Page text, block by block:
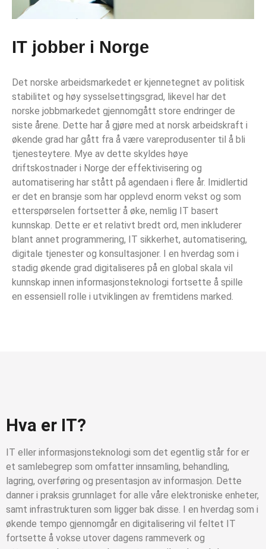
IT jobber i Norge
Det norske arbeidsmarkedet er kjennetegnet av politisk
stabilitet og høy sysselsettingsgrad, likevel har det
norske jobbmarkedet gjennomgått store endringer de
siste årene. Dette har å gjøre med at norsk arbeidskraft i
økende grad har gått fra å være vareprodusenter til å bli
tjenesteytere. Mye av dette skyldes høye
driftskostnader i Norge der effektivisering og
automatisering har stått på agendaen i flere år. Imidlertid
er det en bransje som har opplevd enorm vekst og som
etterspørselen fortsetter å øke, nemlig IT basert
kunnskap. Dette er et relativt bredt ord, men inkluderer
blant annet programmering, IT sikkerhet, automatisering,
digitale tjenester og konsultasjoner. I en hverdag som i
stadig økende grad digitaliseres på en global skala vil
kunnskap innen informasjonsteknologi fortsette å spille
en essensiell rolle i utviklingen av fremtidens marked.
Hva er IT?
IT eller informasjonsteknologi som det egentlig står for er
et samlebegrep som omfatter innsamling, behandling,
lagring, overføring og presentasjon av informasjon. Dette
danner i praksis grunnlaget for alle våre elektroniske enheter,
samt infrastrukturen som ligger bak disse. I en hverdag som i
økende tempo gjennomgår en digitalisering vil feltet IT
fortsette å vokse utover dagens rammeverk og